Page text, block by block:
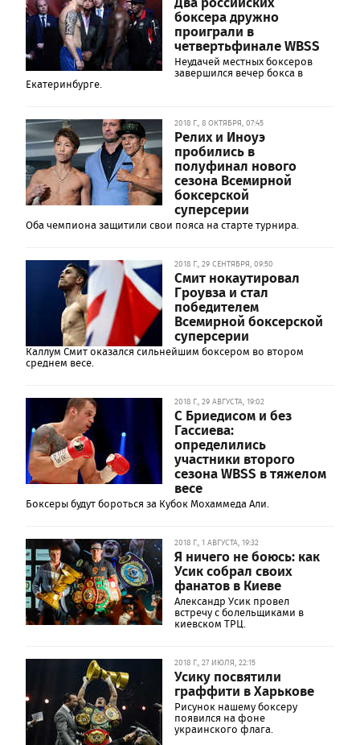
боксера дружно
проиграли в
четвертьфинале WBSS
Неудачей местных боксеров
завершился вечер бокса в
Екатеринбурге.
2018 Г., 8 ОКТЯБРЯ, 07:45
Релих и Иноуэ
пробились в
полуфинал нового
сезона Всемирной
боксерской
суперсерии
Оба чемпиона защитили свои пояса на старте турнира.
2018 Г., 29 СЕНТЯБРЯ, 09:50
Смит нокаутировал
Гроувза и стал
победителем
Всемирной боксерской
суперсерии
Каллум Смит оказался сильнейшим боксером во втором
среднем весе.
2018 Г., 29 АВГУСТА, 19:02
С Бриедисом и без
Гассиева:
определились
участники второго
сезона WBSS в тяжелом
весе
Боксеры будут бороться за Кубок Мохаммеда Али.
2018 Г., 1 АВГУСТА, 19:32
Я ничего не боюсь: как
Усик собрал своих
фанатов в Киеве
Александр Усик провел
встречу с болельщиками в
киевском ТРЦ.
2018 Г., 27 ИЮЛЯ, 22:15
Усику посвятили
граффити в Харькове
Рисунок нашему боксеру
появился на фоне
украинского флага.